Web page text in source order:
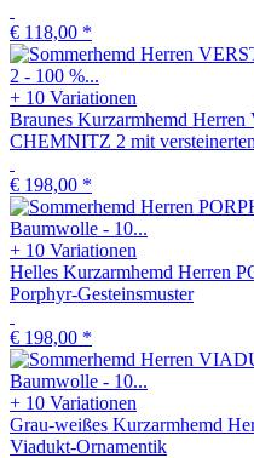
€ 118,00 *
+ 10 Variationen
Braunes Kurzarmhemd
CHEMNITZ 2 mit
€ 198,00 *
+ 10 Variationen
Helles Kurzarmhemd Herren
Porphyr-Gesteinsmuster
€ 198,00 *
+ 10 Variationen
Grau-weißes Kurzarmhemd
Viadukt-Ornamentik